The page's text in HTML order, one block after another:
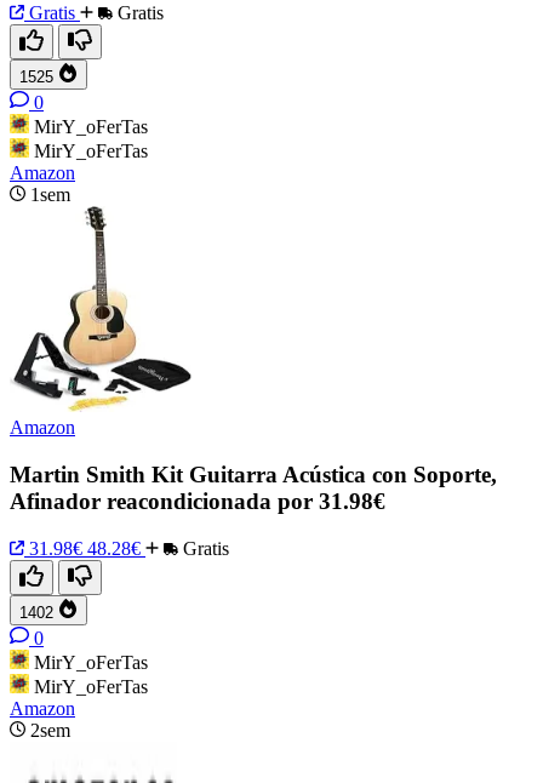
Gratis Gratis
1525
0
MirY_oFerTas
MirY_oFerTas
Amazon
1sem
Amazon
Martin Smith Kit Guitarra Acústica con Soporte,
Afinador reacondicionada por 31.98€
31.98€ 48.28€ Gratis
1402
0
MirY_oFerTas
MirY_oFerTas
Amazon
2sem